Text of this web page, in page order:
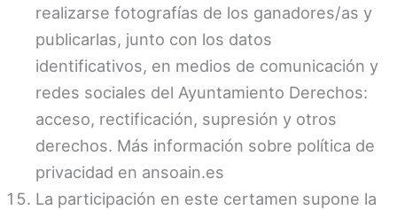
realizarse fotografías de los ganadores/as y
publicarlas, junto con los datos
identificativos, en medios de comunicación y
redes sociales del Ayuntamiento Derechos:
acceso, rectificación, supresión y otros
derechos. Más información sobre política de
privacidad en ansoain.es
La participación en este certamen supone la